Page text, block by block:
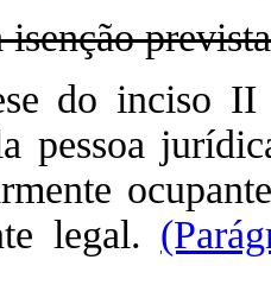
isenção
do inciso II
pessoa
legal.